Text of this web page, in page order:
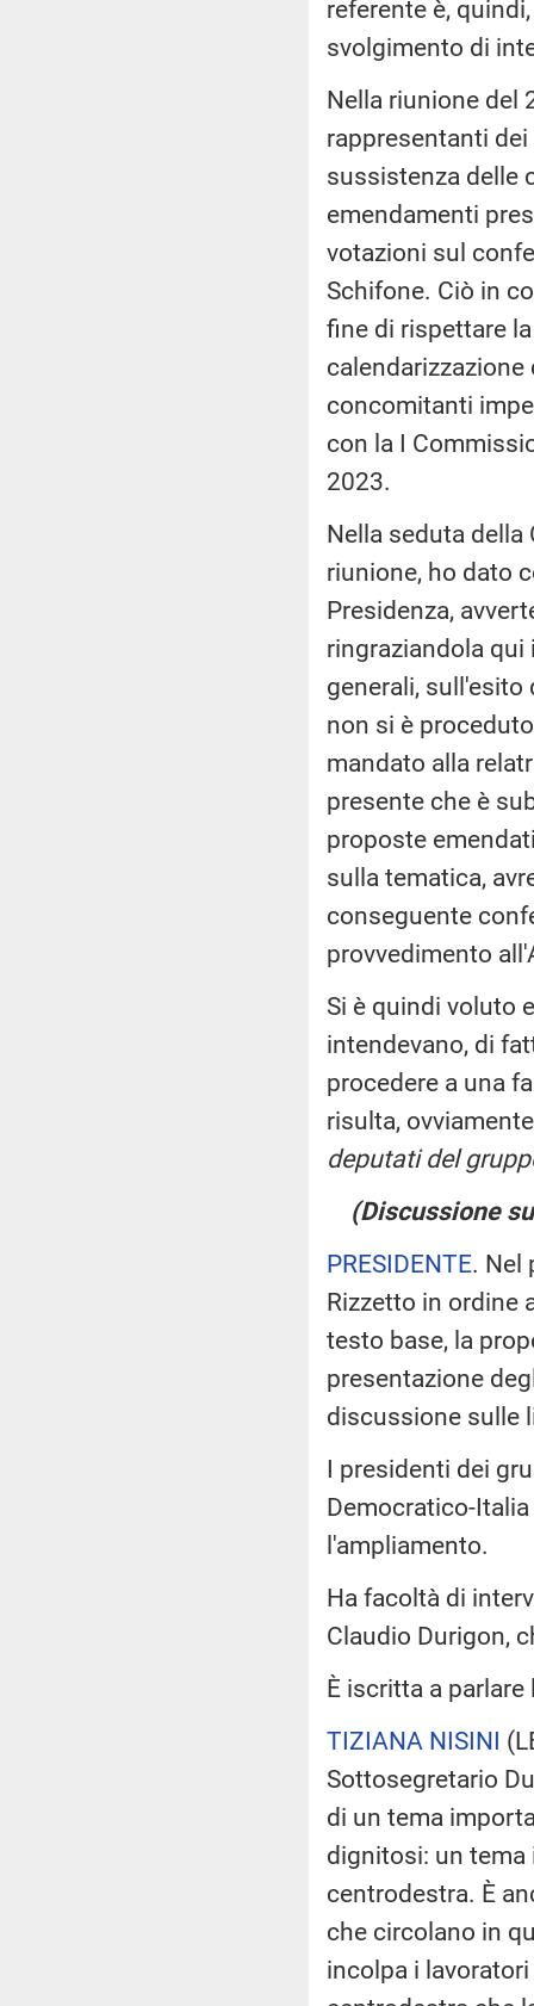
referente è,
svolgimento di
Nella riunione del
rappresentanti
sussistenza delle
emendamenti
votazioni sul
Schifone. Ciò in
fine di rispettare
concomitanti
con la I
2023.
Nella seduta
riunione, ho dato
Presidenza,
ringraziandola qui
generali, sull'esito
non si è
mandato alla
presente che è
proposte
sulla tematica,
conseguente
provvedimento
Si è quindi voluto
intendevano, di
procedere a una
risulta,
deputati del
(Discussione
PRESIDENTE. Nel
Rizzetto in ordine
testo base, la
presentazione
discussione sulle
I presidenti dei
Democratico-
l'ampliamento.
Ha facoltà di
Claudio Durigon,
È iscritta a
TIZIANA NISINI (
Sottosegretario
di un tema
dignitosi: un tema
centrodestra. È
che circolano in
incolpa i